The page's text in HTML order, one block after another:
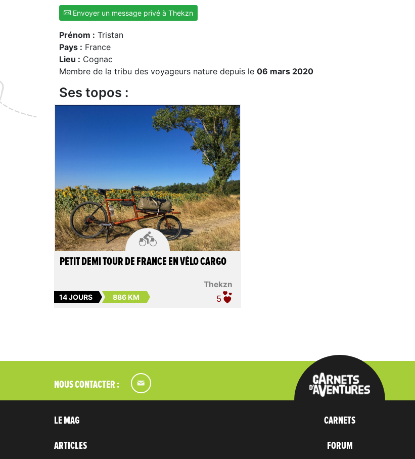
Envoyer un message privé à Thekzn
Prénom : Tristan
Pays : France
Lieu : Cognac
Membre de la tribu des voyageurs nature depuis le 06 mars 2020
Ses topos :

Thekzn
PETIT DEMI TOUR DE FRANCE EN VÉLO CARGO
14 JOURS 886 KM 5
NOUS CONTACTER :
LE MAG
ARTICLES
CARNETS
FORUM